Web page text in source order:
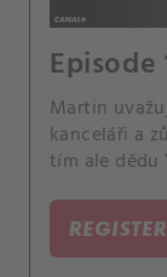
Episode
Martin
kanceláři a
tím ale dědu
kluků.